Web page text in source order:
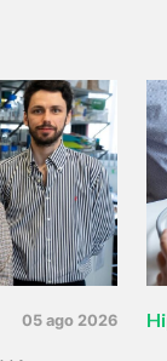
05 ago 2026